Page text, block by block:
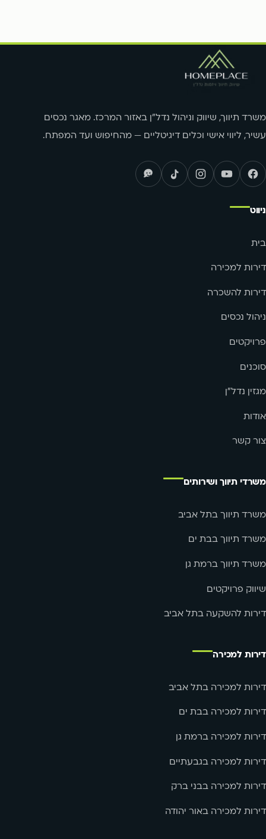
משרד תיווך, שיווק וניהול נדל"ן באזור המרכז. מאגר נכסים
עשיר, ליווי אישי וכלים דיגיטליים — מהחיפוש ועד המפתח.
ניווט
בית
דירות למכירה
דירות להשכרה
ניהול נכסים
פרויקטים
סוכנים
מגזין נדל"ן
אודות
צור קשר
משרדי תיווך ושירותים
משרד תיווך בתל אביב
משרד תיווך בבת ים
משרד תיווך ברמת גן
שיווק פרויקטים
דירות להשקעה בתל אביב
דירות למכירה
דירות למכירה בתל אביב
דירות למכירה בבת ים
דירות למכירה ברמת גן
דירות למכירה בגבעתיים
דירות למכירה בבני ברק
דירות למכירה באור יהודה